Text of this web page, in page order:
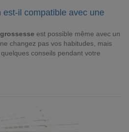
il compatible avec une
est possible même avec un
ne changez pas vos habitudes, mais
conseils pendant votre